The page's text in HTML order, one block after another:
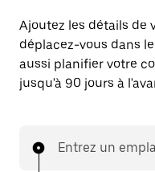
Ajoutez les détails de
déplacez-vous dans
aussi planifier votre
jusqu'à 90 jours à
Entrez un